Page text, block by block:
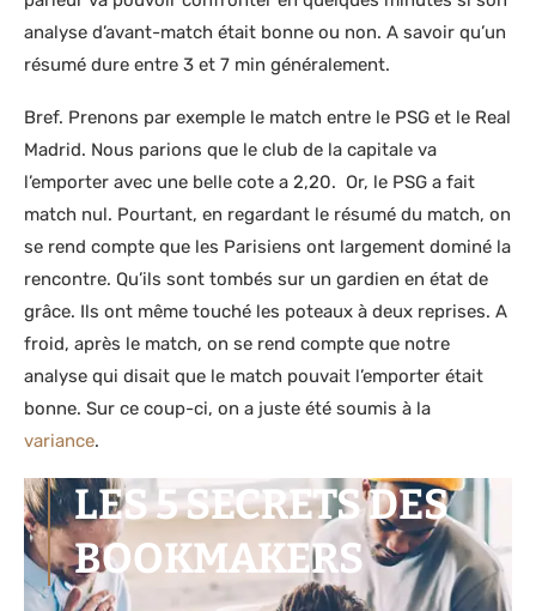
analyse d’avant-match était bonne ou non. A savoir qu’un
résumé dure entre 3 et 7 min généralement.
Bref. Prenons par exemple le match entre le PSG et le Real
Madrid. Nous parions que le club de la capitale va
l’emporter avec une belle cote a 2,20. Or, le PSG a fait
match nul. Pourtant, en regardant le résumé du match, on
se rend compte que les Parisiens ont largement dominé la
rencontre. Qu’ils sont tombés sur un gardien en état de
grâce. Ils ont même touché les poteaux à deux reprises. A
froid, après le match, on se rend compte que notre
analyse qui disait que le match pouvait l’emporter était
bonne. Sur ce coup-ci, on a juste été soumis à la
variance.
LES 5 SECRETS DES
BOOKMAKERS